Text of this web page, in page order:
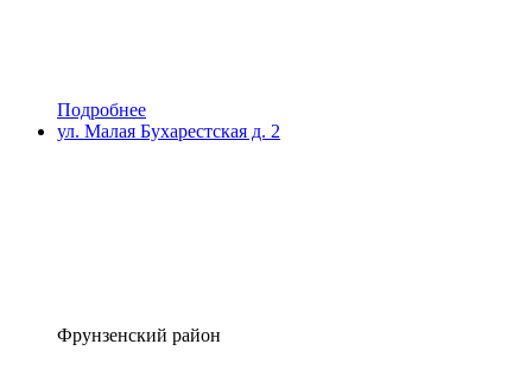
Подробнее
ул. Малая Бухарестская д. 2
Фрунзенский район